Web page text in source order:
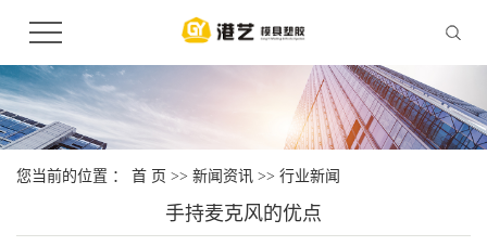
您当前的位置 ： 首 页 >> 新闻资讯 >> 行业新闻
手持麦克风的优点